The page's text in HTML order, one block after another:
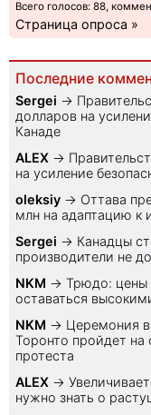
Всего голосов: 88,
Страница опроса »
Последние
Sеrgei →
долларов на
Канаде
ALEX →
на усиление
oleksiy → Оттава
млн на адаптацию к
Sеrgei → Канадцы
производители не
NKM → Трюдо: цены
оставаться
NKM → Церемония
Торонто пройдет на
протеста
ALEX →
нужно знать о